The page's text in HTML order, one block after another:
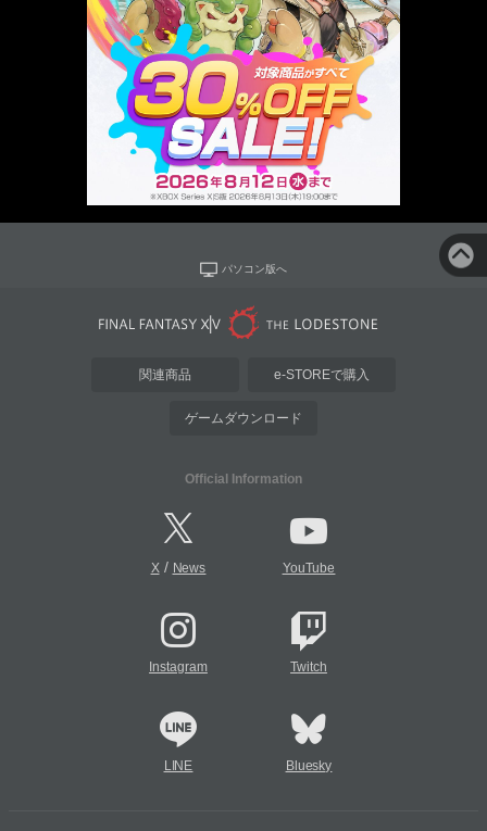
パソコン版へ
関連商品 e-STOREで購入
ゲームダウンロード
Official Information
X/ News YouTube
Instagram Twitch
LINE Bluesky